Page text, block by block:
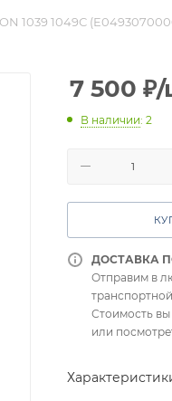
1039 1049С
7 500 ₽/
В наличии: 2
ДОСТАВКА
Отправим в
Стоимость
или